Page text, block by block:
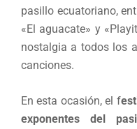
pasillo ecuatoriano,
«El aguacate» y
nostalgia a todos los
canciones.
En esta ocasión, el f
exponentes del